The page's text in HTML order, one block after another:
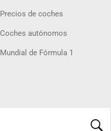
Precios de coches
Coches autónomos
Mundial de Fórmula 1